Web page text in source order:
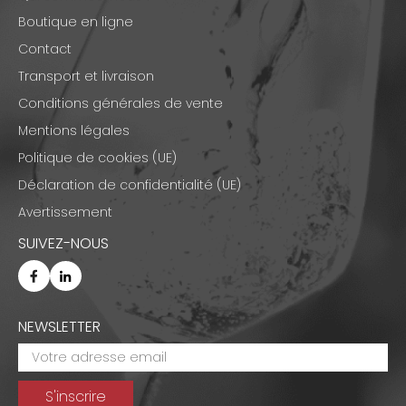
Boutique en ligne
Contact
Transport et livraison
Conditions générales de vente
Mentions légales
Politique de cookies (UE)
Déclaration de confidentialité (UE)
Avertissement
SUIVEZ-NOUS
NEWSLETTER